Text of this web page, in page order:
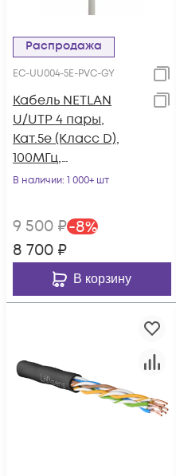
Распродажа
EC-UU004-5E-PVC-GY
Кабель NETLAN
U/UTP 4 пары,
Кат.5e (Класс D),
100МГц,
одножильный, BC
внутренний, PVC
нг(B), серый, 305м
В наличии: 1 000+ шт
9 500 ₽-8%
8 700 ₽
В корзину